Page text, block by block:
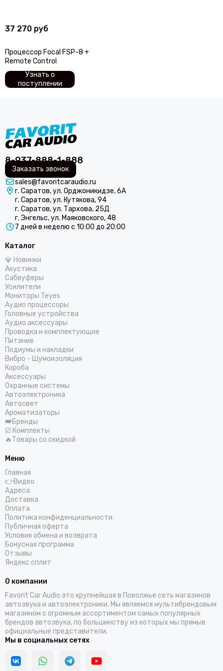
ACV
AURA
Alligator
Black Hydra
Blackview
Braim
Blam
BRAX
Cadence
Calcell
COLT
CDT
ComfortMat
Challenger
СтартВольт
DEGO
DD Audio
DAXX
Dunobil
D/S/D
ESB Audio
EDGE
ESX
E.O.S.
FSD Audio
Focal
Five
GAS
IDOL AUDIO
Ivolga
Incar
Infinity
Intego
JBL
JL Audio
JVC
Kenwood
Kicx
Kingz Audio
Light Audio
Madbit
Magnum
MD.Lab
Mio
37 270 руб
Процессор Focal FSP-8 +
Remote Control
Узнать о
поступлении
8-937-888-1-888
Заказать звонок
sales@favoritcaraudio.ru
г. Саратов, ул. Орджоникидзе, 6А
г. Саратов, ул. Кутякова, 94
г. Саратов, ул. Тархова, 25Д
г. Энгельс, ул. Маяковского, 48
7 дней в неделю с 10:00 до 20:00
Каталог
💎 Новинки
Акустика
Сабвуферы
Усилители
Мониторы Teyes
Аудио процессоры
Головные устройства
Аудио аксессуары
Проводка и комплектующие
Питание
Подиумы и накладки
Вибро - Шумоизоляция
Короба
Аксессуары
Охранные системы
Автоэлектроника
Автосвет
Ароматизаторы
👑Бренды
☑️ Комплекты
🔥Товары со скидкой
Меню
Главная
👉Видео
Адреса
Доставка
Оплата
Политика конфиденциальности
Публичная оферта
Условия обмена и возврата
Бонусная программа
Отзывы
Яндекс сплит
О компании
Favorit Car Audio это крупнейшая в Поволжье сеть магазинов
автозвука и автоэлектроники. Мы являемся мультибрендовым
магазином с огромным ассортиментом самых популярных
брендов автозвука, по большинству из которых мы прямые
официальные представители.
Мы в социальных сетях